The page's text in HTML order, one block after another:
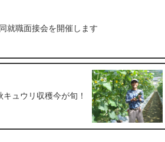
就職面接会を開催します
キュウリ収穫今が旬！